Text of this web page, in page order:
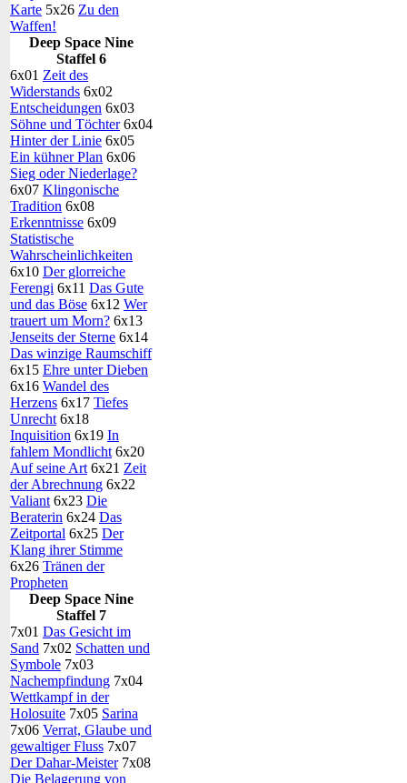
Karte 5x26 Zu den
Waffen!
Deep Space Nine
Staffel 6
6x01 Zeit des
Widerstands 6x02
Entscheidungen 6x03
Söhne und Töchter6x04
Hinter der Linie 6x05
Ein kühner Plan 6x06
Sieg oder Niederlage?
6x07 Klingonische
Tradition 6x08
Erkenntnisse 6x09
Statistische
Wahrscheinlichkeiten
6x10 Der glorreiche
Ferengi 6x11 Das Gute
und das Böse 6x12 Wer
trauert um Morn? 6x13
Jenseits der Sterne 6x14
Das winzige Raumschiff
6x15 Ehre unter Dieben
6x16 Wandel des
Herzens 6x17 Tiefes
Unrecht 6x18
Inquisition 6x19 In
fahlem Mondlicht 6x20
Auf seine Art 6x21 Zeit
der Abrechnung 6x22
Valiant 6x23 Die
Beraterin 6x24 Das
Zeitportal 6x25 Der
Klang ihrer Stimme
6x26 Tränen der
Propheten
Deep Space Nine
Staffel 7
7x01 Das Gesicht im
Sand 7x02 Schatten und
Symbole 7x03
Nachempfindung 7x04
Wettkampf in der
Holosuite 7x05 Sarina
7x06 Verrat, Glaube und
gewaltiger Fluss 7x07
Der Dahar-Meister7x08
Die Belagerung von